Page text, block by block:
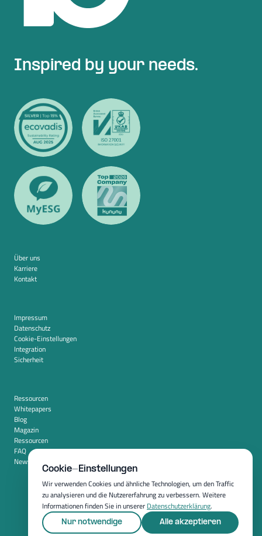
Inspired by your needs.
Über uns
Karriere
Kontakt
Impressum
Datenschutz
Cookie-Einstellungen
Integration
Sicherheit
Ressourcen
Whitepapers
Blog
Magazin
Ressourcen
FAQ
Newsroom
Cookie-Einstellungen
Wir verwenden Cookies und ähnliche Technologien, um den Traffic
zu analysieren und die Nutzererfahrung zu verbessern. Weitere
Informationen finden Sie in unserer Datenschutzerklärung.
Nur notwendige Alle akzeptieren